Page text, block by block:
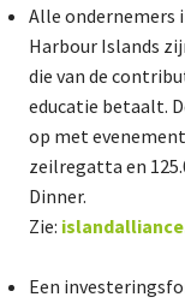
Alle ondernemers
Harbour Islands
die van de
educatie betaalt.
op met
zeilregatta en
Dinner.
Zie:
Een